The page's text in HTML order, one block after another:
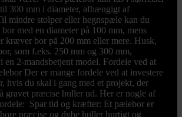
300 mm i diameter, afhængigt af
mindre stolper eller hegnspæle kan du
bor med en diameter på 100 mm, mens
kræver bor på 200 mm eller mere. Husk,
som f.eks. 250 mm og 300 mm,
en 2-mandsbetjent model. Fordele ved at
Der er mange fordele ved at investere
hvis du skal i gang med et projekt, der
gravet præcise huller ud. Her er nogle af
Spar tid og kræfter: Et pælebor er
præcise og dybe huller hurtigt og